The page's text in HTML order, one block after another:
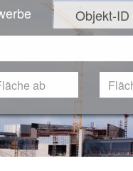
Objekt-ID